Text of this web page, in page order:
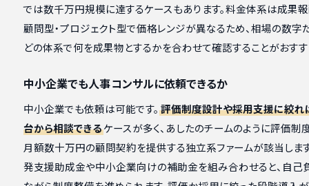
では数千万円規模に達するケースもあります。料金体系は成果
顧問型・プロジェクト型で価格レンジが異なるため、相場の数字
どの体系で何を成果物とするかを合わせて確認することがおすす
中小企業でも人事コンサルに依頼できるか
中小企業でも依頼は可能です。 評価制度設計や採用支援に絞
台から相談できるケースが多く、あしたのチームのように評価制
月額数十万円の顧問契約を提供する独立系ファームが該当しま
発支援助成金や中小企業向けの補助金を組み合わせると、自己